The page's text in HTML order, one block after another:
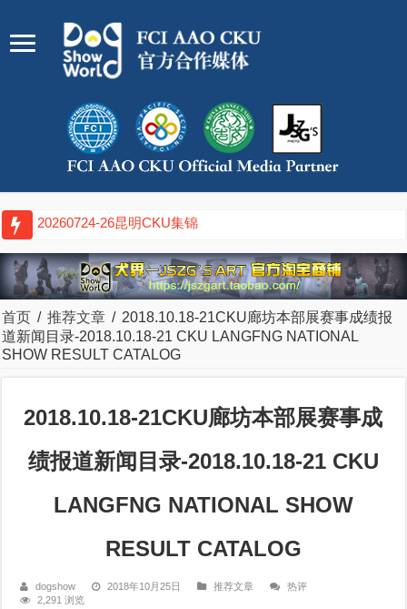
20260717-19武
首页 / 推荐文章 / 2018.10.18-21CKU廊坊本部展赛事成绩报
道新闻目录-2018.10.18-21 CKU LANGFNG NATIONAL
SHOW RESULT CATALOG
2018.10.18-21CKU廊坊本部展赛事成
绩报道新闻目录-2018.10.18-21 CKU
LANGFNG NATIONAL SHOW
RESULT CATALOG
dogshow 2018年10月25日 推荐文章
热评
2,291 浏览